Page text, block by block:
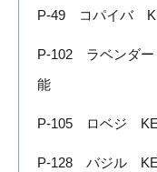
P-49 コパイバ
P-102 ラベンダ
能
P-105 ロベジ
P-128 バジル